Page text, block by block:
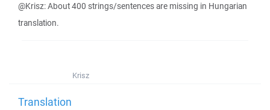
@Krisz: About 400 strings/sentences are missing in Hungarian
translation.
Krisz
Translation